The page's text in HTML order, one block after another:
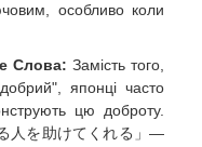
особливо коли
Слова: Замість того,
японці часто
цю доброту.
人を助けてくれる」—